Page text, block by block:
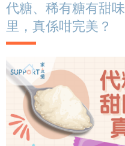
Cherish every moment;
Let's take a break!
Tips and Resources
代糖、稀有糖有甜
里，真係咁完美？